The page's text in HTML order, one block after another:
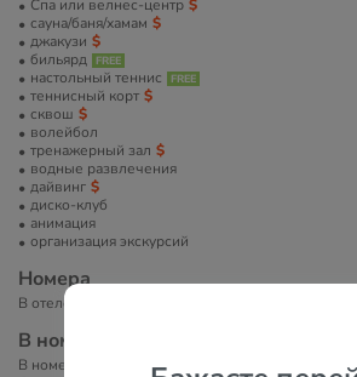
Спа или велнес-центр
сауна/баня/хамам
джакузи
бильярд
настольный теннис
теннисный корт
сквош
волейбол
тренажерный зал
водные развлечения
дайвинг
диско-клуб
анимация
организация экскурсий
Номера
В отеле 284 номера.
В номерах
В номере есть кондиционер, Wi-Fi (платно),